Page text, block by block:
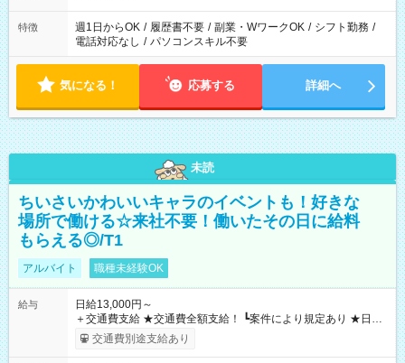
特徴 週1日からOK / 履歴書不要 / 副業・WワークOK / シフト勤務 /
電話対応なし / パソコンスキル不要
気になる！ 応募する 詳細へ
未読
ちいさいかわいいキャラのイベントも！好きな
場所で働ける☆来社不要！働いたその日に給料
もらえる◎/T1
アルバイト 職種未経験OK
給与
日給13,000円～
＋交通費支給 ★交通費全額支給！ ┗案件により規定あり ★日払
いOK！（規定あり） ┗働いたその日に現金GET♪ お仕事後はコ
ンビニATMから 日払い分を引き落とせます！ 【試用期間】試
交通費別途支給あり